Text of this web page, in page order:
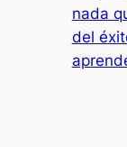
nada
del